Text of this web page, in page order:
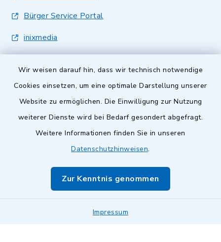
Wir weisen darauf hin, dass wir technisch notwendige
Cookies einsetzen, um eine optimale Darstellung unserer
Website zu ermöglichen. Die Einwilligung zur Nutzung
weiterer Dienste wird bei Bedarf gesondert abgefragt.
Weitere Informationen finden Sie in unseren
Datenschutzhinweisen.
Zur Kenntnis genommen
Impressum
Bürger Service Portal
inixmedia
Barrierefreiheit
Impressum
Sitemap